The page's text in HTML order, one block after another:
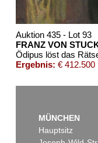
Auktion 435 - Lot 93
FRANZ VON
Ödipus löst das
Ergebnis: € 412.500
MÜNCHEN
Hauptsitz